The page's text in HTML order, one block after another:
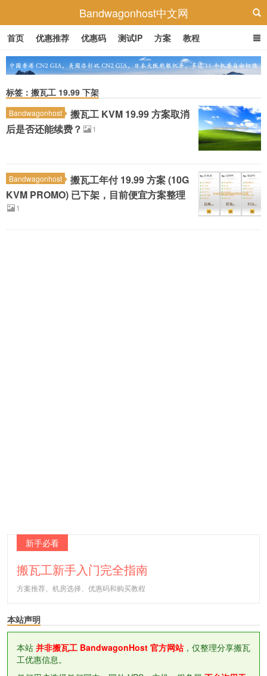
Bandwagonhost中文网
首页 优惠推荐 优惠码 测试IP 方案 教程
标签：搬瓦工 19.99 下架
Bandwagonhost
搬瓦工 KVM 19.99 方案取消
后是否还能续费？
1
Bandwagonhost
搬瓦工年付 19.99 方案 (10G
KVM PROMO) 已下架，目前便宜方案整理
1
新手必看
搬瓦工新手入门完全指南
方案推荐、机房选择、优惠码和购买教程
本站声明
本站 并非搬瓦工 BandwagonHost 官方网站，仅整理分享搬瓦
工优惠信息。